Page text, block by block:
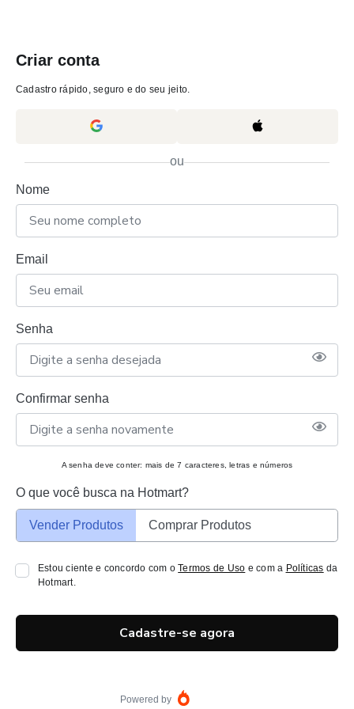
Criar conta
Cadastro rápido, seguro e do seu jeito.
ou
Nome
Email
Senha
Confirmar senha
A senha deve conter: mais de 7 caracteres, letras e números
O que você busca na Hotmart?
Vender Produtos Comprar Produtos
Estou ciente e concordo com oTermos de Uso e com a Políticas da
Hotmart.
Cadastre-se agora
Powered by